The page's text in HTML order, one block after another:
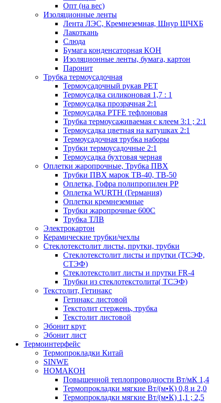
Опт (на вес)
Изоляционные ленты
Лента ЛЭС, Кремнеземная, Шнур ШЧХБ
Лакоткань
Слюда
Бумага конденсаторная КОН
Изоляционные ленты, бумага, картон
Паронит
Трубка термоусадочная
Термоусадочный рукав PET
Термоусадка силиконовая 1,7 : 1
Термоусадка прозрачная 2:1
Термоусадка PTFE тефлоновая
Трубка термоусаживаемая с клеем 3:1 ; 2:1
Термоусадка цветная на катушках 2:1
Термоусадочная трубка наборы
Трубки термоусадочные 2:1
Термоусадка бухтовая черная
Оплетки жаропрочные, Трубка ПВХ
Трубки ПВХ марок ТВ-40, ТВ-50
Оплетка, Гофра полипропилен PP
Оплетка WURTH (Германия)
Оплетки кремнеземные
Трубки жаропрочные 600С
Трубка ТЛВ
Электрокартон
Керамические трубки/чехлы
Cтеклотекстолит листы, прутки, трубки
Стеклотекстолит листы и прутки (ТСЭФ,
СТЭФ)
Стеклотекстолит листы и прутки FR-4
Трубки из стеклотекстолита( ТСЭФ)
Текстолит, Гетинакс
Гетинакс листовой
Текстолит стержень, трубка
Текстолит листовой
Эбонит круг
Эбонит лист
Термоинтерфейс
Термопрокладки Китай
SINWE
НОМАКОН
Повышенной теплопроводности Вт/мК 1,4
Термопрокладки мягкие Вт/(м•К) 0,8 и 2,0
Термопрокладки мягкие Вт/(м•К) 1,1 ; 2,5